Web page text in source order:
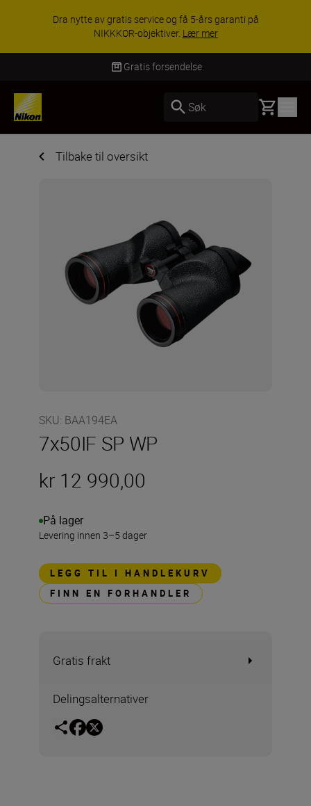
Dra nytte av gratis service og få 5-års garanti på
NIKKKOR-objektiver. Lær mer
Gratis forsendelse
Søk Basket
Tilbake til oversikt
SKU: BAA194EA
7x50IF SP WP
kr 12 990,00
På lager
Levering innen 3–5 dager
LEGG TIL I HANDLEKURV
FINN EN FORHANDLER
Gratis frakt
Delingsalternativer